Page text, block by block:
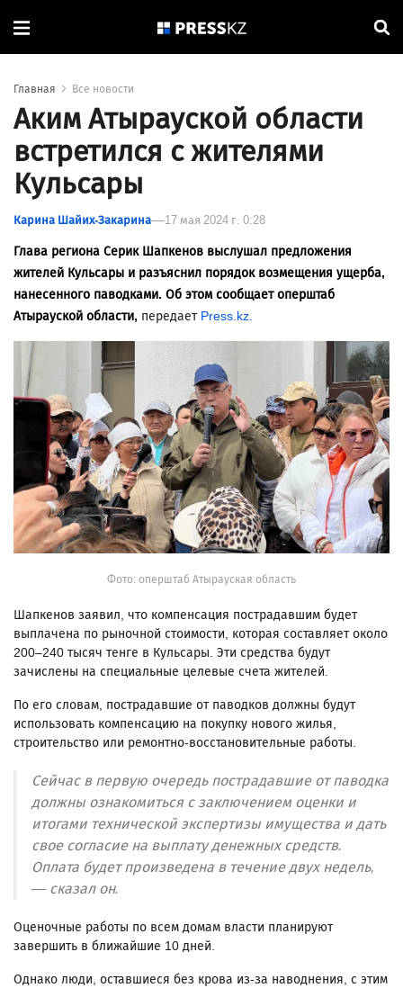
Главная Все новости
Аким Атырауской области
встретился с жителями
Кульсары
Карина Шайих-Закарина 17 мая 2024 г. 0:28
Глава региона Серик Шапкенов выслушал предложения
жителей Кульсары и разъяснил порядок возмещения ущерба,
нанесенного паводками. Об этом сообщает оперштаб
Атырауской области, передает Press.kz.
Фото: оперштаб Атырауская область
Шапкенов заявил, что компенсация пострадавшим будет
выплачена по рыночной стоимости, которая составляет около
200–240 тысяч тенге в Кульсары. Эти средства будут
зачислены на специальные целевые счета жителей.
По его словам, пострадавшие от паводков должны будут
использовать компенсацию на покупку нового жилья,
строительство или ремонтно-восстановительные работы.
Сейчас в первую очередь пострадавшие от паводка
должны ознакомиться с заключением оценки и
итогами технической экспертизы имущества и дать
свое согласие на выплату денежных средств.
Оплата будет произведена в течение двух недель,
— сказал он.
Оценочные работы по всем домам власти планируют
завершить в ближайшие 10 дней.
Однако люди, оставшиеся без крова из-за наводнения, с этим